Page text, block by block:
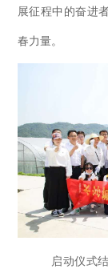
展征程中的奋进
春力量。
启动仪式